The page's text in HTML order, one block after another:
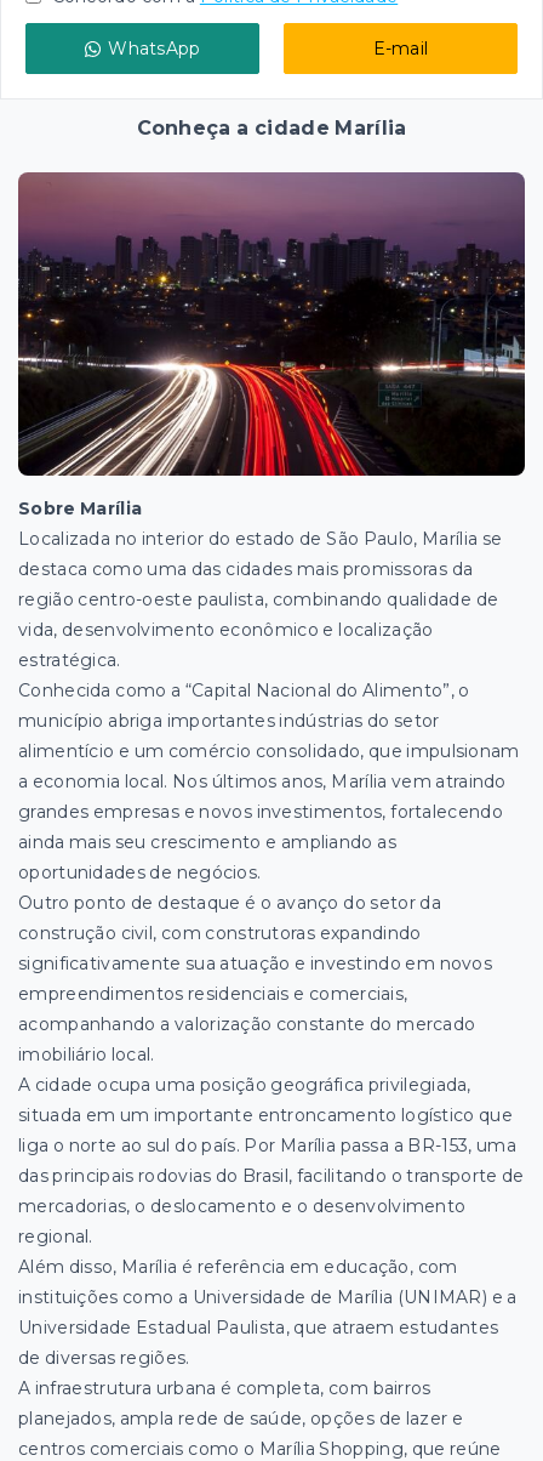
WhatsApp E-mail
Conheça a cidade Marília
Sobre Marília
Localizada no interior do estado de São Paulo, Marília se
destaca como uma das cidades mais promissoras da
região centro-oeste paulista, combinando qualidade de
vida, desenvolvimento econômico e localização
estratégica.
Conhecida como a “Capital Nacional do Alimento”, o
município abriga importantes indústrias do setor
alimentício e um comércio consolidado, que impulsionam
a economia local. Nos últimos anos, Marília vem atraindo
grandes empresas e novos investimentos, fortalecendo
ainda mais seu crescimento e ampliando as
oportunidades de negócios.
Outro ponto de destaque é o avanço do setor da
construção civil, com construtoras expandindo
significativamente sua atuação e investindo em novos
empreendimentos residenciais e comerciais,
acompanhando a valorização constante do mercado
imobiliário local.
A cidade ocupa uma posição geográfica privilegiada,
situada em um importante entroncamento logístico que
liga o norte ao sul do país. Por Marília passa a BR-153, uma
das principais rodovias do Brasil, facilitando o transporte de
mercadorias, o deslocamento e o desenvolvimento
regional.
Além disso, Marília é referência em educação, com
instituições como a Universidade de Marília (UNIMAR) e a
Universidade Estadual Paulista, que atraem estudantes
de diversas regiões.
A infraestrutura urbana é completa, com bairros
planejados, ampla rede de saúde, opções de lazer e
centros comerciais como o Marília Shopping, que reúne